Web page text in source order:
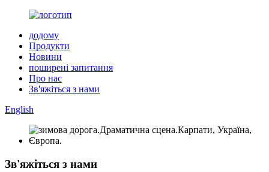
додому
Продукти
Новини
поширені запитання
Про нас
Зв'яжіться з нами
English
Зв'яжіться з нами